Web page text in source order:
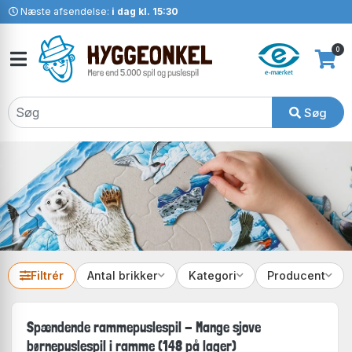
Næste afsendelse: i dag kl. 15:30
Søg
0
Filtrér Antal brikker Kategori Producent
Spændende rammepuslespil - Mange sjove
børnepuslespil i ramme (148 på lager)